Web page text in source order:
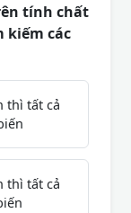
tính chất
kiếm các
thì tất cả
thì tất cả